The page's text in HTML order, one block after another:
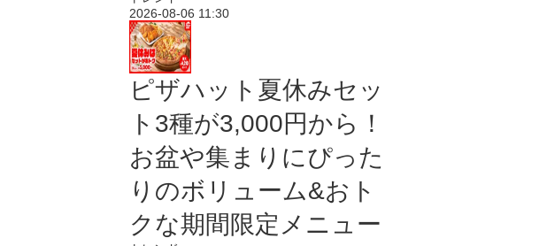
2026-08-06 11:30
ピザハット夏休みセッ
ト3種が3,000円から！
お盆や集まりにぴった
りのボリューム&おト
クな期間限定メニュー